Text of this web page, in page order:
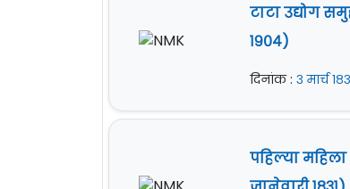
टाटा उद्योग
१९०४)
दिनांक :३ मार्च
पहिल्या